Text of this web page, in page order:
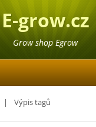
E-grow.cz
Grow shop Egrow
| Výpis tagů